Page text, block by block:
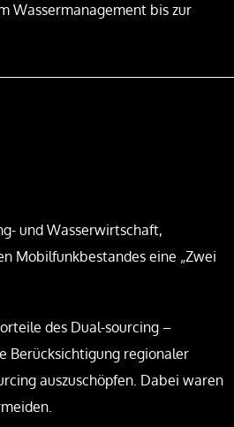
Wassermanagement bis zur
und Wasserwirtschaft,
Mobilfunkbestandes eine „Zwei
des Dual-sourcing –
Berücksichtigung regionaler
auszuschöpfen. Dabei waren